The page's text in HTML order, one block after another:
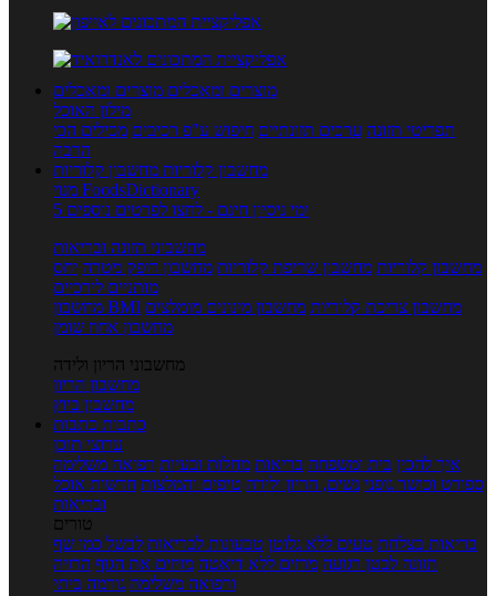
מוצרים ומאכלים מוצרים ומאכלים
מילון האוכל
תפריטי תזונה ערכים תזונתיים חיפוש ע"פ רכיבים מכילים הכי
הרבה
מחשבון קלוריות מחשבון קלוריות
מנוי FoodsDictionary
5 ימי ניסיון חינם - לחצו לפרטים נוספים
מחשבוני תזונה ובריאות
מחשבון קלוריות מחשבון שריפת קלוריות מחשבון דופק מטרה יחס
מותניים לירכיים
מחשבון BMI
מחשבון צריכת קלוריות מחשבון מינונים מומלצים
מחשבון אחוז שומן
מחשבוני הריון ולידה
מחשבון הריון
מחשבון ביוץ
כתבות כתבות
ערוצי תוכן
איך להכין בית ומשפחה בריאות מחלות ובעיות רפואה משלימה
ספורט וכושר גופני נשים, הריון ולידה טיפים והמלצות חדשות אוכל
ובריאות
טורים
בריאות בצלחת טעים ללא גלוטן טבעונות לבריאות לבשל כמו שף
תזונה לבטן רגועה מרזים ללא דיאטה מזיזים את הגוף הרזיה
ורפואה משלימה גורמה ביתי